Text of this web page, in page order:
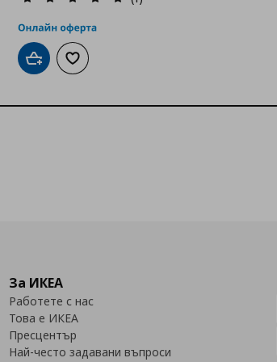
Добави в кошницата
Добави към списъка с любими
За ИКЕА
Работете с нас
Това е ИКЕА
Пресцентър
Най-често задавани въпроси